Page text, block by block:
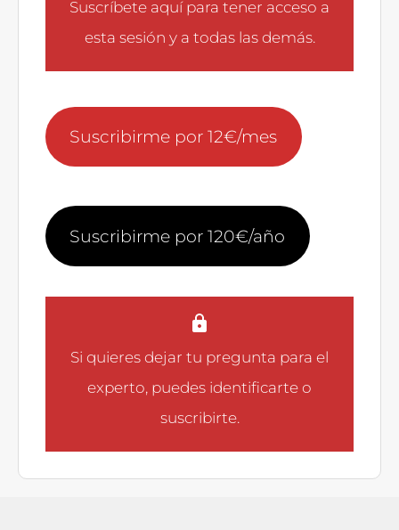
Suscríbete aquípara tener acceso a
esta sesión y a todas las demás.
Suscribirme por 12€/mes
Suscribirme por 120€/año
Si quieres dejar tu pregunta para el
experto, puedes identificarte o
suscribirte.